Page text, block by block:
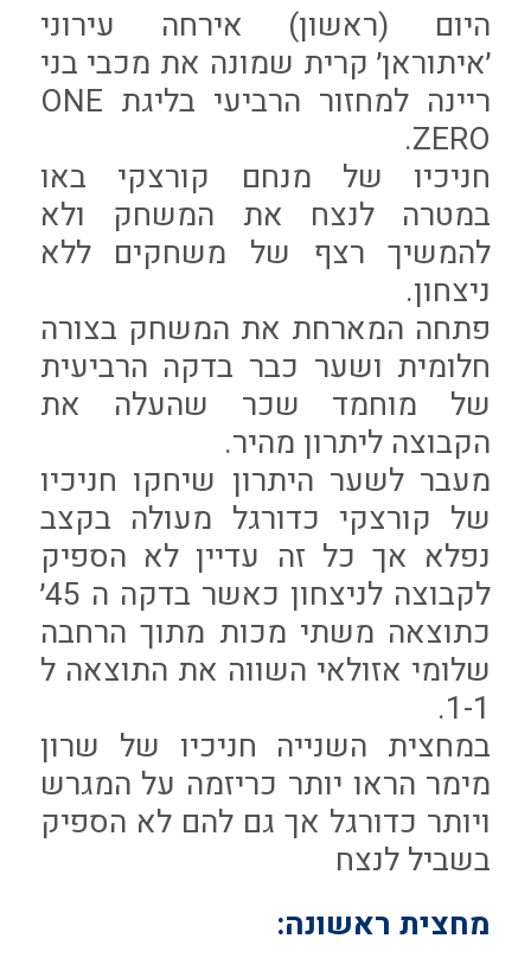
היום (ראשון) אירחה עירוני
׳איתוראן׳ קרית שמונה את מכבי בני
ריינה למחזור הרביעי בליגת ONE
ZERO.
חניכיו של מנחם קורצקי באו
במטרה לנצח את המשחק ולא
להמשיך רצף של משחקים ללא
ניצחון.
פתחה המארחת את המשחק בצורה
חלומית ושער כבר בדקה הרביעית
של מוחמד שכר שהעלה את
הקבוצה ליתרון מהיר.
מעבר לשער היתרון שיחקו חניכיו
של קורצקי כדורגל מעולה בקצב
נפלא אך כל זה עדיין לא הספיק
לקבוצה לניצחון כאשר בדקה ה 45׳
כתוצאה משתי מכות מתוך הרחבה
שלומי אזולאי השווה את התוצאה ל
1-1.
במחצית השנייה חניכיו של שרון
מימר הראו יותר כריזמה על המגרש
ויותר כדורגל אך גם להם לא הספיק
בשביל לנצח
מחצית ראשונה: